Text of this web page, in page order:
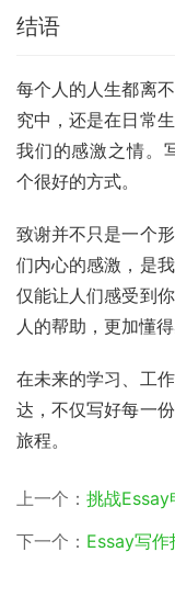
结语
每个人的人生都离
究中，还是在日常
我们的感激之情。
个很好的方式。
致谢并不只是一个
们内心的感激，是
仅能让人们感受到
人的帮助，更加懂得
在未来的学习、工
达，不仅写好每一
旅程。
上一个： 挑战Essay申
下一个： Essay写作